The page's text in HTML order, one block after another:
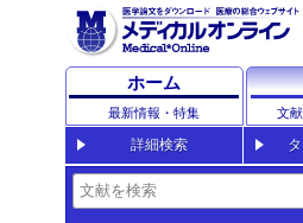
ホーム
最新情報・特集 文
詳細検索